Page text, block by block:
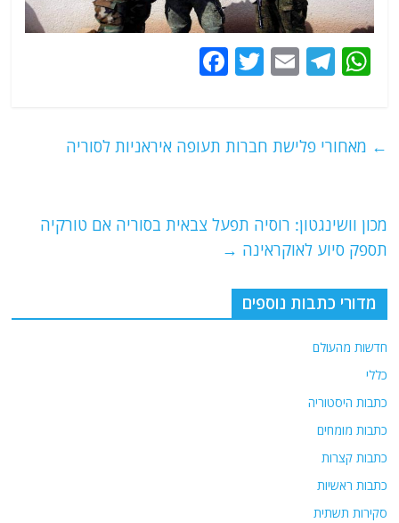
W
s
p
T
g
E
l
T
er
e
o
← מאחורי פלישת חברות תעופה איראניות לסוריה
מכון וושינגטון: רוסיה תפעל צבאית בסוריה אם טורקיה
תספק סיוע לאוקראינה →
מדורי כתבות נוספים
חדשות מהעולם
כללי
כתבות היסטוריה
כתבות מומחים
כתבות קצרות
כתבות ראשיות
סקירות תשתית